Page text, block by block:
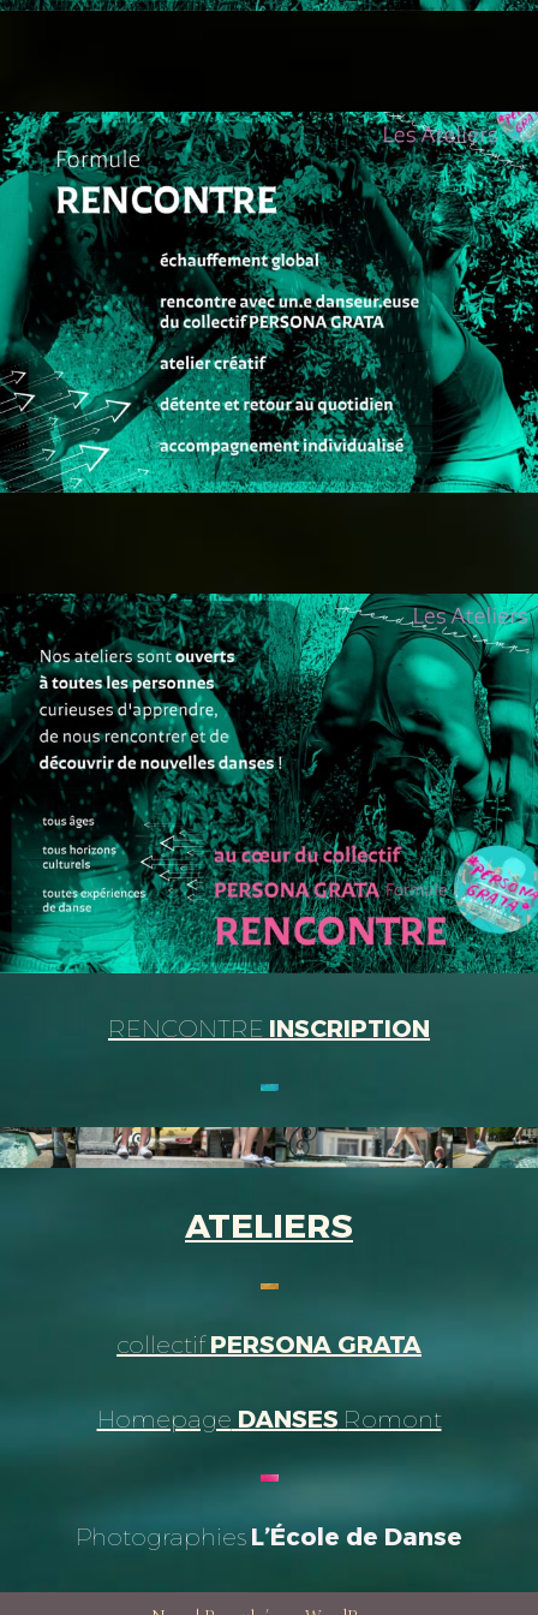
RENCONTRE INSCRIPTION
ATELIERS
collectifPERSONA GRATA
Homepage DANSES Romont
Photographies L’École de Danse